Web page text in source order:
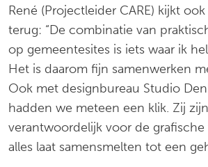
René (Projectleider CARE) kijkt
terug: “De combinatie van
op gemeentesites is iets waar ik
Het is daarom fijn samenwerken
Ook met designbureau Studio
hadden we meteen een klik. Zij zijn
verantwoordelijk voor de
alles laat samensmelten tot een